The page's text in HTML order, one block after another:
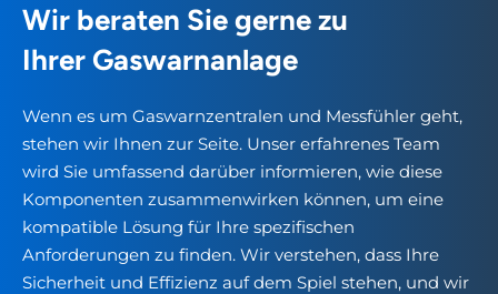
Wir beraten Sie gerne zu
Ihrer Gaswarnanlage
Wenn es um Gaswarnzentralen und Messfühler geht,
stehen wir Ihnen zur Seite. Unser erfahrenes Team
wird Sie umfassend darüber informieren, wie diese
Komponenten zusammenwirken können, um eine
kompatible Lösung für Ihre spezifischen
Anforderungen zu finden. Wir verstehen, dass Ihre
Sicherheit und Effizienz auf dem Spiel stehen, und wir